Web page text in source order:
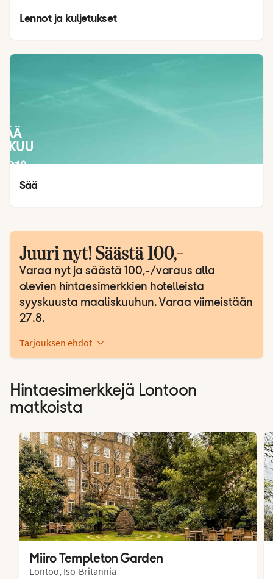
Lennot ja kuljetukset
21°
13°
Sää
Juuri nyt! Säästä 100,-
Varaa nyt ja säästä 100,-/varaus alla
olevien hintaesimerkkien hotelleista
syyskuusta maaliskuuhun. Varaa viimeistään
27.8.
Tarjouksen ehdot
Hintaesimerkkejä Lontoon
matkoista
Miiro Templeton Garden
Lontoo, Iso-Britannia